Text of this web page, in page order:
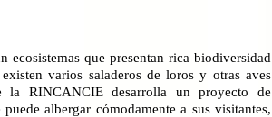
ecosistemas que presentan rica biodiversidad
varios saladeros de loros y otras aves
la RINCANCIE desarrolla un proyecto de
albergar cómodamente a sus visitantes,